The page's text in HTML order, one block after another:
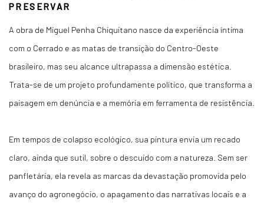
PRESERVAR
A obra de Miguel Penha Chiquitano nasce da experiência íntima
com o Cerrado e as matas de transição do Centro-Oeste
brasileiro, mas seu alcance ultrapassa a dimensão estética.
Trata-se de um projeto profundamente político, que transforma a
paisagem em denúncia e a memória em ferramenta de resistência.
Em tempos de colapso ecológico, sua pintura envia um recado
claro, ainda que sutil, sobre o descuido com a natureza. Sem ser
panfletária, ela revela as marcas da devastação promovida pelo
avanço do agronegócio, o apagamento das narrativas locais e a